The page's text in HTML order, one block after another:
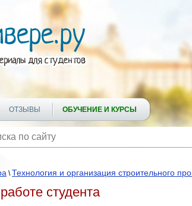
ОТЗЫВЫ ОБУЧЕНИЕ И КУРСЫ
\Технология и организация строительного
студента